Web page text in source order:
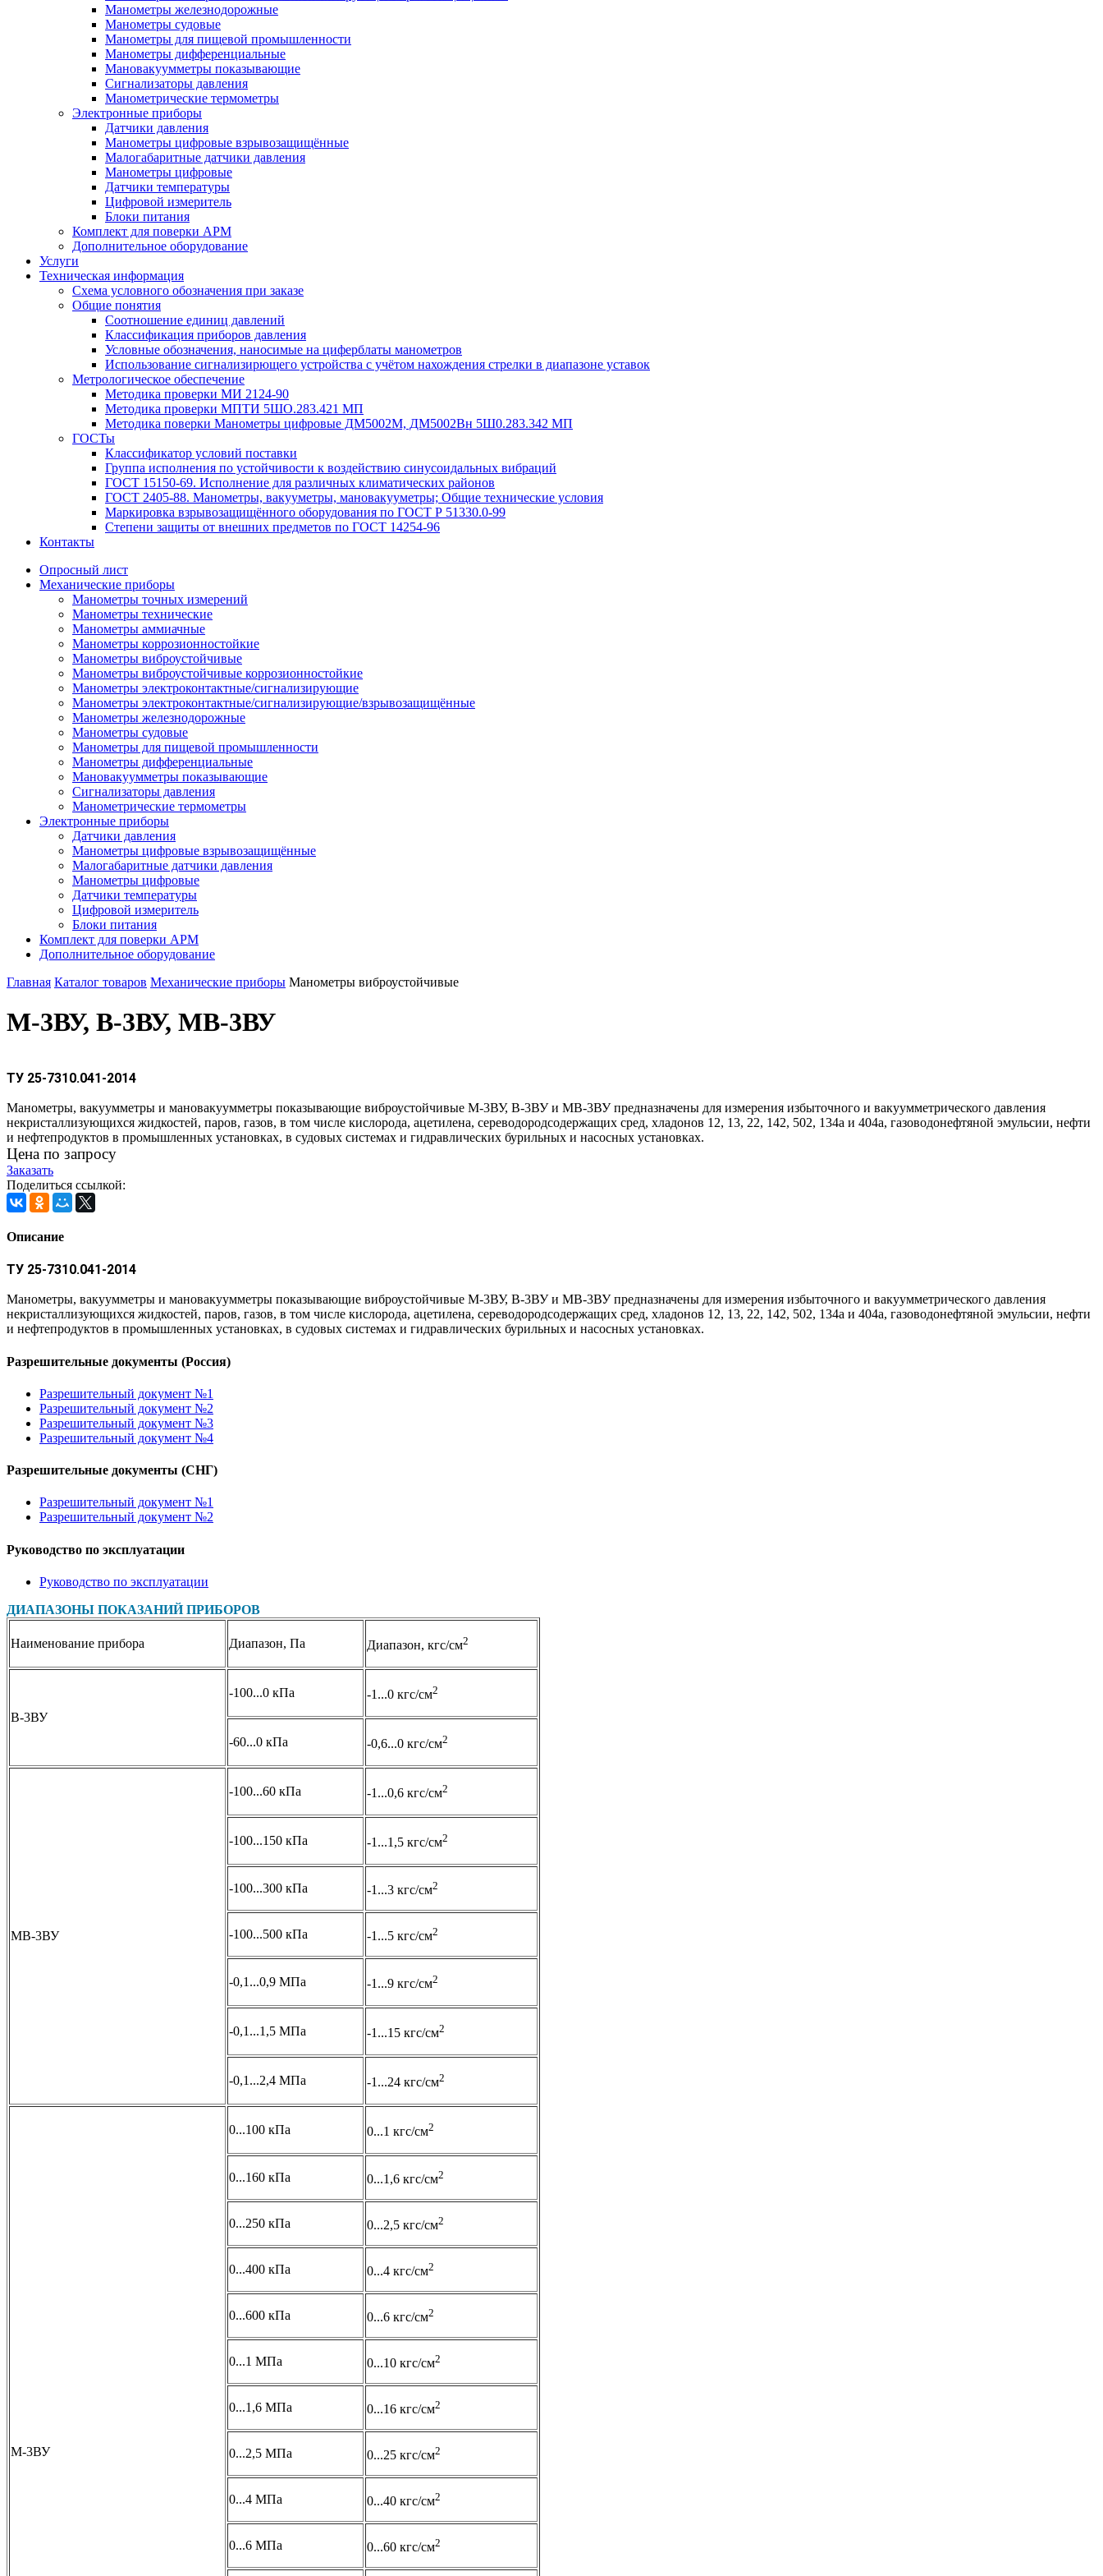
Манометры железнодорожные
Манометры судовые
Манометры для пищевой промышленности
Манометры дифференциальные
Мановакуумметры показывающие
Сигнализаторы давления
Манометрические термометры
Электронные приборы
Датчики давления
Манометры цифровые взрывозащищённые
Малогабаритные датчики давления
Манометры цифровые
Датчики температуры
Цифровой измеритель
Блоки питания
Комплект для поверки АРМ
Дополнительное оборудование
Услуги
Техническая информация
Схема условного обозначения при заказе
Общие понятия
Соотношение единиц давлений
Классификация приборов давления
Условные обозначения, наносимые на циферблаты манометров
Использование сигнализирющего устройства с учётом нахождения стрелки в диапазоне уставок
Метрологическое обеспечение
Методика проверки МИ 2124-90
Методика проверки МПТИ 5ШО.283.421 МП
Методика поверки Манометры цифровые ДМ5002М, ДМ5002Вн 5Ш0.283.342 МП
ГОСТы
Классификатор условий поставки
Группа исполнения по устойчивости к воздействию синусоидальных вибраций
ГОСТ 15150-69. Исполнение для различных климатических районов
ГОСТ 2405-88. Манометры, вакууметры, мановакууметры; Общие технические условия
Маркировка взрывозащищённого оборудования по ГОСТ Р 51330.0-99
Степени защиты от внешних предметов по ГОСТ 14254-96
Контакты
Опросный лист
Механические приборы
Манометры точных измерений
Манометры технические
Манометры аммиачные
Манометры коррозионностойкие
Манометры виброустойчивые
Манометры виброустойчивые коррозионностойкие
Манометры электроконтактные/сигнализирующие
Манометры электроконтактные/сигнализирующие/взрывозащищённые
Манометры железнодорожные
Манометры судовые
Манометры для пищевой промышленности
Манометры дифференциальные
Мановакуумметры показывающие
Сигнализаторы давления
Манометрические термометры
Электронные приборы
Датчики давления
Манометры цифровые взрывозащищённые
Малогабаритные датчики давления
Манометры цифровые
Датчики температуры
Цифровой измеритель
Блоки питания
Комплект для поверки АРМ
Дополнительное оборудование
Главная Каталог товаров Механические приборы Манометры виброустойчивые
М-3ВУ, В-3ВУ, МВ-3ВУ
ТУ 25-7310.041-2014
Манометры, вакуумметры и мановакуумметры показывающие виброустойчивые М-3ВУ, В-3ВУ и МВ-3ВУ предназначены для измерения избыточного и вакуумметрического давления
некристаллизующихся жидкостей, паров, газов, в том числе кислорода, ацетилена, сереводородсодержащих сред, хладонов 12, 13, 22, 142, 502, 134а и 404а, газоводонефтяной эмульсии, нефти
и нефтепродуктов в промышленных установках, в судовых системах и гидравлических бурильных и насосных установках.
Цена по запросу
Заказать
Поделиться ссылкой:
Описание
ТУ 25-7310.041-2014
Манометры, вакуумметры и мановакуумметры показывающие виброустойчивые М-3ВУ, В-3ВУ и МВ-3ВУ предназначены для измерения избыточного и вакуумметрического давления
некристаллизующихся жидкостей, паров, газов, в том числе кислорода, ацетилена, сереводородсодержащих сред, хладонов 12, 13, 22, 142, 502, 134а и 404а, газоводонефтяной эмульсии, нефти
и нефтепродуктов в промышленных установках, в судовых системах и гидравлических бурильных и насосных установках.
Разрешительные документы (Россия)
Разрешительный документ №1
Разрешительный документ №2
Разрешительный документ №3
Разрешительный документ №4
Разрешительные документы (СНГ)
Разрешительный документ №1
Разрешительный документ №2
Руководство по эксплуатации
Руководство по эксплуатации
ДИАПАЗОНЫ ПОКАЗАНИЙ ПРИБОРОВ
Наименование прибора Диапазон, Па Диапазон, кгс/см2
В-3ВУ
-100...0 кПа -1...0 кгс/см2
-60...0 кПа -0,6...0 кгс/см2
МВ-3ВУ
-100...60 кПа -1...0,6 кгс/см2
-100...150 кПа -1...1,5 кгс/см2
-100...300 кПа -1...3 кгс/см2
-100...500 кПа -1...5 кгс/см2
-0,1...0,9 МПа -1...9 кгс/см2
-0,1...1,5 МПа -1...15 кгс/см2
-0,1...2,4 МПа -1...24 кгс/см2
М-3ВУ
0...100 кПа 0...1 кгс/см2
0...160 кПа 0...1,6 кгс/см2
0...250 кПа 0...2,5 кгс/см2
0...400 кПа 0...4 кгс/см2
0...600 кПа 0...6 кгс/см2
0...1 МПа 0...10 кгс/см2
0...1,6 МПа 0...16 кгс/см2
0...2,5 МПа 0...25 кгс/см2
0...4 МПа 0...40 кгс/см2
0...6 МПа 0...60 кгс/см2